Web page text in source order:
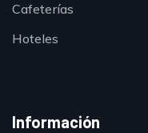
Cafeterías
Hoteles
Información